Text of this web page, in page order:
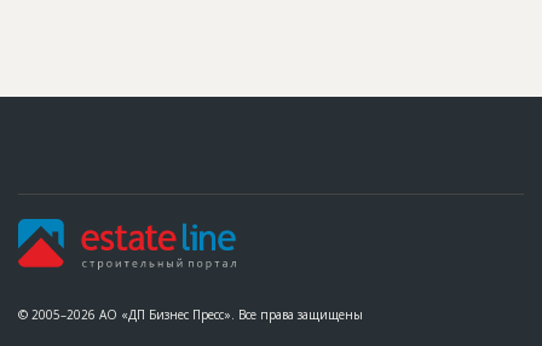
© 2005–2026 АО «ДП Бизнес Пресс». Все права защищены